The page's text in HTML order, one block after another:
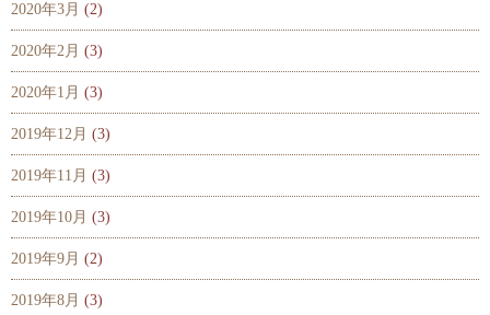
2020年3月 (2)
2020年2月 (3)
2020年1月 (3)
2019年12月 (3)
2019年11月 (3)
2019年10月 (3)
2019年9月 (2)
2019年8月 (3)